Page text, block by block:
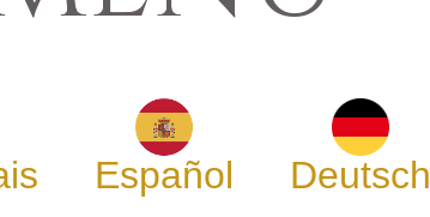
Español Deutsch